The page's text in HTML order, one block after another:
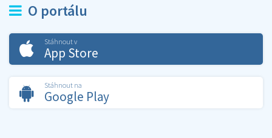
O portálu
Stáhnout v
App Store
Stáhnout na
Google Play